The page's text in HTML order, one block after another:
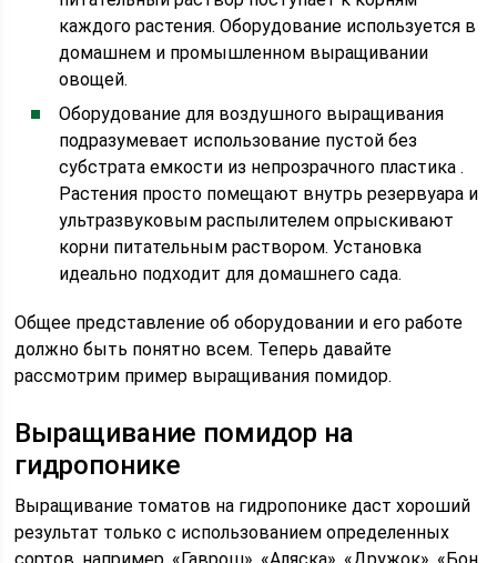
каждого растения. Оборудование используется в
домашнем и промышленном выращивании
овощей.
Оборудование для воздушного выращивания
подразумевает использование пустой без
субстрата емкости из непрозрачного пластика .
Растения просто помещают внутрь резервуара и
ультразвуковым распылителем опрыскивают
корни питательным раствором. Установка
идеально подходит для домашнего сада.
Общее представление об оборудовании и его работе
должно быть понятно всем. Теперь давайте
рассмотрим пример выращивания помидор.
Выращивание помидор на
гидропонике
Выращивание томатов на гидропонике даст хороший
результат только с использованием определенных